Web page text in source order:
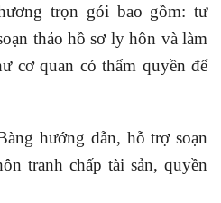
trọn gói bao gồm: tư
thảo hồ sơ ly hôn và làm
cơ quan có thẩm quyền để
hướng dẫn, hỗ trợ soạn
tranh chấp tài sản, quyền